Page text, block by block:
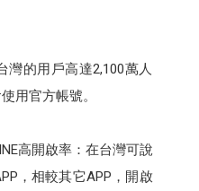
灣的用戶高達2,100萬人
用官方帳號。
高開啟率：在台灣可說
，相較其它APP，開啟